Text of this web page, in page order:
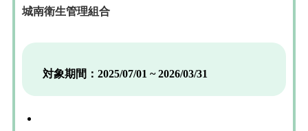
城南衛生管理組合
対象期間：2025/07/01 ~ 2026/03/31